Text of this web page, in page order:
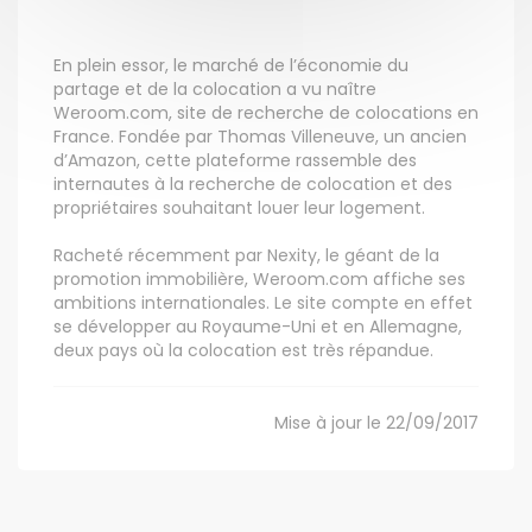
En plein essor, le marché de l’économie du
partage et de la colocation a vu naître
Weroom.com, site de recherche de colocations en
France. Fondée par Thomas Villeneuve, un ancien
d’Amazon, cette plateforme rassemble des
internautes à la recherche de colocation et des
propriétaires souhaitant louer leur logement.
Racheté récemment par Nexity, le géant de la
promotion immobilière, Weroom.com affiche ses
ambitions internationales. Le site compte en effet
se développer au Royaume-Uni et en Allemagne,
deux pays où la colocation est très répandue.
Mise à jour le 22/09/2017